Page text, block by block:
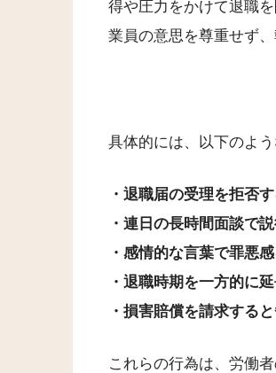
得や圧力をかけて退職
業員の意思を尊重せず
具体的には、以下のよ
・退職届の受理を拒否
・連日の長時間面談で
・感情的な言葉で罪悪
・退職時期を一方的に
・損害賠償を請求する
これらの行為は、労働